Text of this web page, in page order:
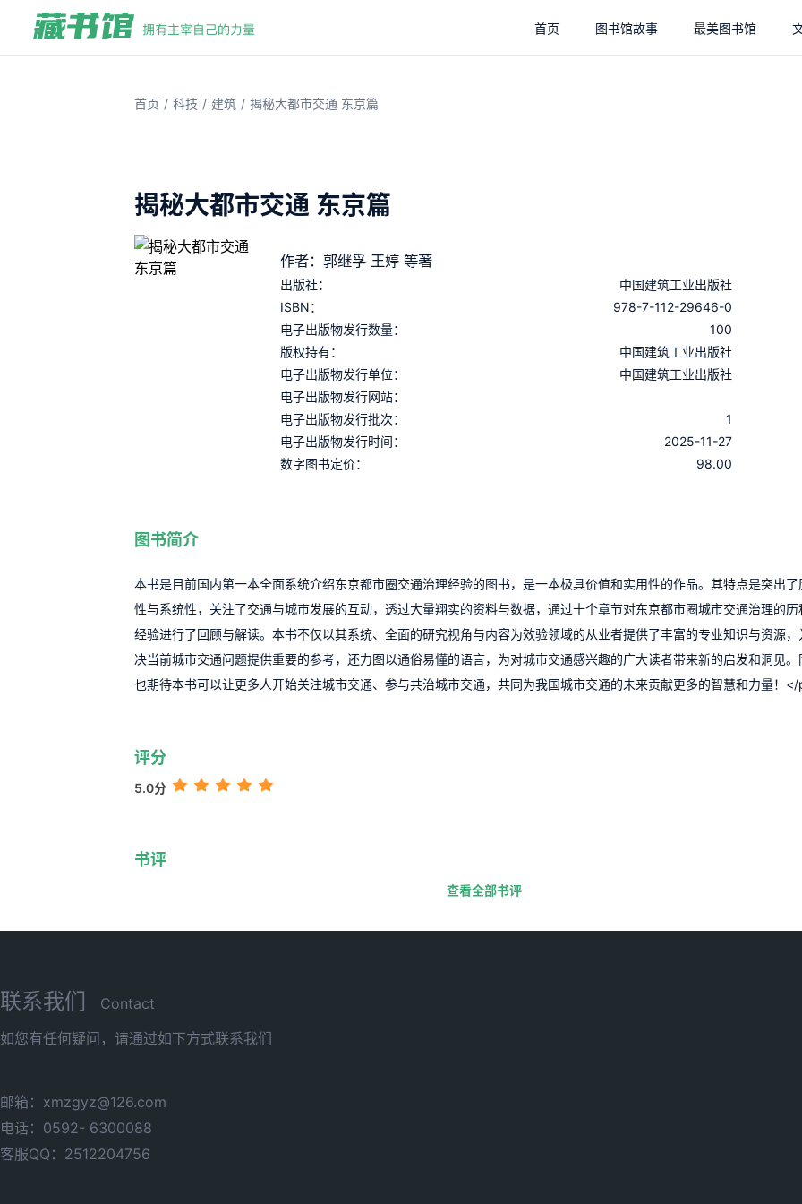
首页 图书馆故事 最美图书馆
首页 / 科技 / 建筑 / 揭秘大都市交通 东京篇
揭秘大都市交通 东京篇
作者：郭继孚 王婷 等著
出版社：
中国建筑工业出版社
ISBN：
978-7-112-29646-0
电子出版物发行数量：
100
版权持有：
中国建筑工业出版社
电子出版物发行单位：
中国建筑工业出版社
电子出版物发行网站：
电子出版物发行批次：
1
电子出版物发行时间：
2025-11-27
数字图书定价：
98.00
图书简介
本书是目前国内第一本全面系统介绍东京都市圈交通治理经验的图书，是一本极具价值和实用性的作品。其特点是突出了
性与系统性，关注了交通与城市发展的互动，透过大量翔实的资料与数据，通过十个章节对东京都市圈城市交通治理的历
经验进行了回顾与解读。本书不仅以其系统、全面的研究视角与内容为效验领域的从业者提供了丰富的专业知识与资源，
决当前城市交通问题提供重要的参考，还力图以通俗易懂的语言，为对城市交通感兴趣的广大读者带来新的启发和洞见。
也期待本书可以让更多人开始关注城市交通、参与共治城市交通，共同为我国城市交通的未来贡献更多的智慧和力量！</
评分
5.0分
书评
查看全部书评
联系我们
Contact
如您有任何疑问，请通过如下方式联系我们
邮箱：xmzgyz@126.com
电话：0592- 6300088
客服QQ：2512204756